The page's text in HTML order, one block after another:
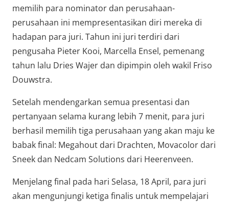
memilih para nominator dan perusahaan-
perusahaan ini mempresentasikan diri mereka di
hadapan para juri. Tahun ini juri terdiri dari
pengusaha Pieter Kooi, Marcella Ensel, pemenang
tahun lalu Dries Wajer dan dipimpin oleh wakil Friso
Douwstra.
Setelah mendengarkan semua presentasi dan
pertanyaan selama kurang lebih 7 menit, para juri
berhasil memilih tiga perusahaan yang akan maju ke
babak final: Megahout dari Drachten, Movacolor dari
Sneek dan Nedcam Solutions dari Heerenveen.
Menjelang final pada hari Selasa, 18 April, para juri
akan mengunjungi ketiga finalis untuk mempelajari